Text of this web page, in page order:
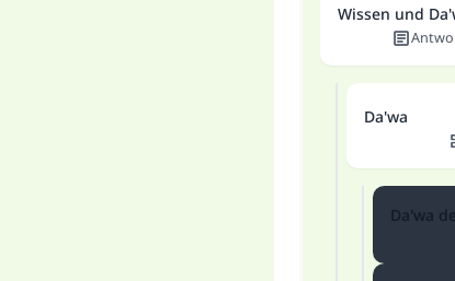
Wissen und
Da'wa
Da'wa